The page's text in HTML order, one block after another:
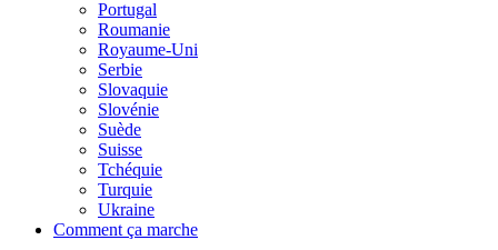
Portugal
Roumanie
Royaume-Uni
Serbie
Slovaquie
Slovénie
Suède
Suisse
Tchéquie
Turquie
Ukraine
Comment ça marche